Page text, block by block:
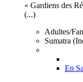
« Gardiens des
(...)
Adultes/
Sumatra
En